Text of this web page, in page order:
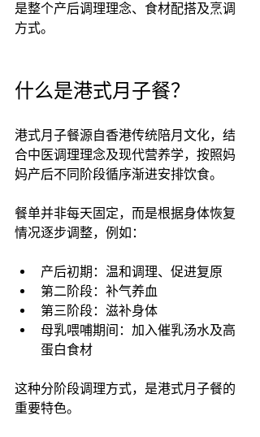
是整个产后调理理念、食材配搭及烹调
方式。
什么是港式月子餐？
港式月子餐源自香港传统陪月文化，结
合中医调理理念及现代营养学，按照妈
妈产后不同阶段循序渐进安排饮食。
餐单并非每天固定，而是根据身体恢复
情况逐步调整，例如：
产后初期：温和调理、促进复原
第二阶段：补气养血
第三阶段：滋补身体
母乳喂哺期间：加入催乳汤水及高
蛋白食材
这种分阶段调理方式，是港式月子餐的
重要特色。